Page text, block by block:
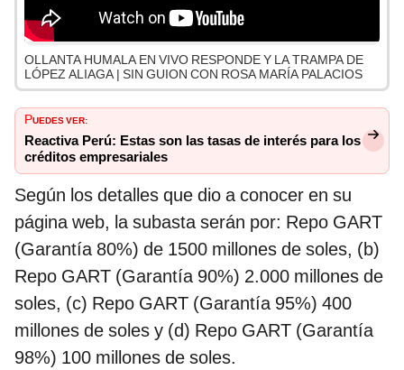
OLLANTA HUMALA EN VIVO RESPONDE Y LA TRAMPA DE
LÓPEZ ALIAGA | SIN GUION CON ROSA MARÍA PALACIOS
PUEDES VER:
Reactiva Perú: Estas son las tasas de interés para los
créditos empresariales
Según los detalles que dio a conocer en su
página web, la subasta serán por: Repo GART
(Garantía 80%) de 1500 millones de soles, (b)
Repo GART (Garantía 90%) 2.000 millones de
soles, (c) Repo GART (Garantía 95%) 400
millones de soles y (d) Repo GART (Garantía
98%) 100 millones de soles.